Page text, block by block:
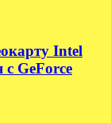
Intel
GeForce